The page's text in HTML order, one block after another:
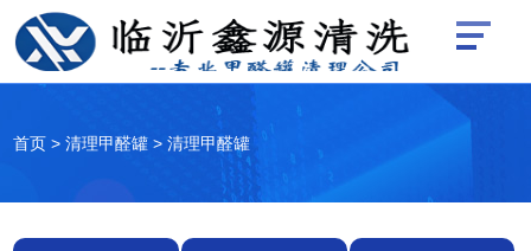
首页 >清理甲醛罐 >清理甲醛罐